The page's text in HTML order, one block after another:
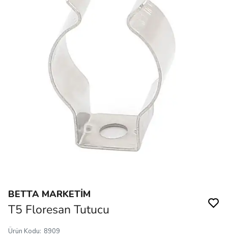
BETTA MARKETİM
T5 Floresan Tutucu
Ürün Kodu: 8909